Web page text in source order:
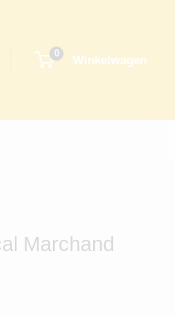
0 Winkelwagen
Marchand